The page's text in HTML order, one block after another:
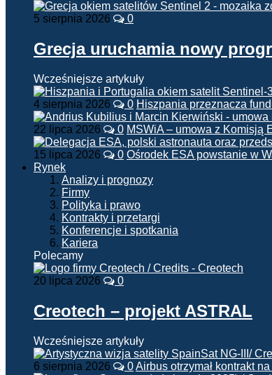
5 sierpnia 2026 0
Grecja uruchamia nowy
Wcześniejsze artykuły
4 sierpnia 2026 0 Hiszpania przeznacza
22 lipca 2026 0 MSWiA – umowa z Komisją
15 lipca 2026 0 Ośrodek ESA powstanie w
Rynek
Analizy i prognozy
Firmy
Polityka i prawo
Kontrakty i przetargi
Konferencje i spotkania
Kariera
Polecamy
20 lipca 2026 0
Creotech – projekt ASTRAL
Wcześniejsze artykuły
6 sierpnia 2026 0Airbus otrzymał kontrakt